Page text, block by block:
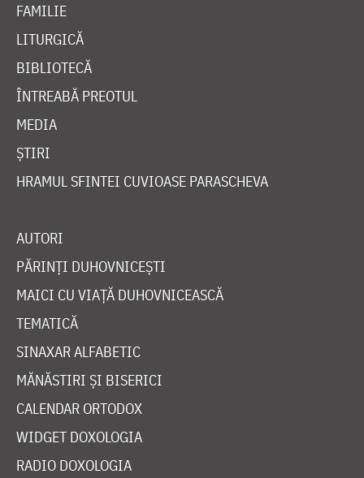
FAMILIE
LITURGICĂ
BIBLIOTECĂ
ÎNTREABĂ PREOTUL
MEDIA
ȘTIRI
HRAMUL SFINTEI CUVIOASE PARASCHEVA
AUTORI
PĂRINȚI DUHOVNICEȘTI
MAICI CU VIAȚĂ DUHOVNICEASCĂ
TEMATICĂ
SINAXAR ALFABETIC
MĂNĂSTIRI ȘI BISERICI
CALENDAR ORTODOX
WIDGET DOXOLOGIA
RADIO DOXOLOGIA